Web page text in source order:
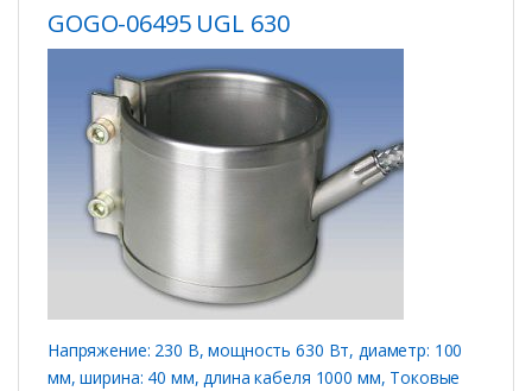
GOGO-06495 UGL 630
Напряжение: 230 В, мощность 630 Вт, диаметр: 100
мм, ширина: 40 мм, длина кабеля 1000 мм, Токовые